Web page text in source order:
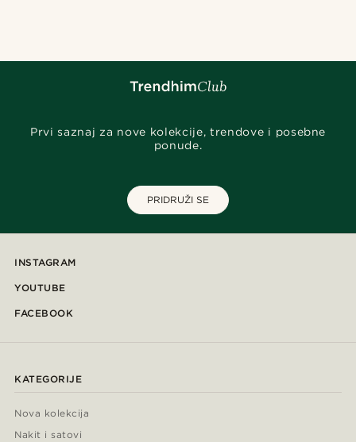
Prvi saznaj za nove kolekcije, trendove i posebne
ponude.
PRIDRUŽI SE
INSTAGRAM
YOUTUBE
FACEBOOK
KATEGORIJE
Nova kolekcija
Nakit i satovi